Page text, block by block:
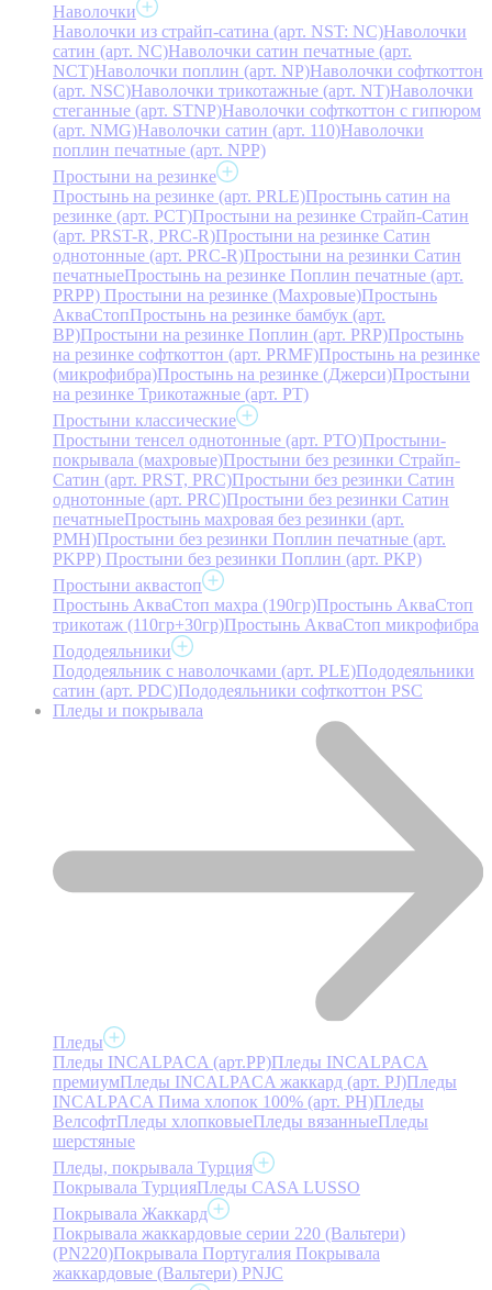
Наволочки
Наволочки из страйп-сатина (арт. NST: NC)Наволочки
сатин (арт. NC)Наволочки сатин печатные (арт.
NCT)Наволочки поплин (арт. NP)Наволочки софткоттон
(арт. NSC)Наволочки трикотажные (арт. NT)Наволочки
стеганные (арт. STNP)Наволочки софткоттон с гипюром
(арт. NMG)Наволочки сатин (арт. 110)Наволочки
поплин печатные (арт. NPP)
Простыни на резинке
Простынь на резинке (арт. PRLE)Простынь сатин на
резинке (арт. PCT)Простыни на резинке Страйп-Сатин
(арт. PRST-R, PRC-R)Простыни на резинке Сатин
однотонные (арт. PRC-R)Простыни на резинки Сатин
печатныеПростынь на резинке Поплин печатные (арт.
PRPP) Простыни на резинке (Махровые)Простынь
АкваСтопПростынь на резинке бамбук (арт.
BP)Простыни на резинке Поплин (арт. PRP)Простынь
на резинке софткоттон (арт. PRMF)Простынь на резинке
(микрофибра)Простынь на резинке (Джерси)Простыни
на резинке Трикотажные (арт. РТ)
Простыни классические
Простыни тенсел однотонные (арт. PTO)Простыни-
покрывала (махровые)Простыни без резинки Страйп-
Сатин (арт. PRST, PRC)Простыни без резинки Сатин
однотонные (арт. PRC)Простыни без резинки Сатин
печатныеПростынь махровая без резинки (арт.
PMH)Простыни без резинки Поплин печатные (арт.
PKPP) Простыни без резинки Поплин (арт. PKP)
Простыни аквастоп
Простынь АкваСтоп махра (190гр)Простынь АкваСтоп
трикотаж (110гр+30гр)Простынь АкваСтоп микрофибра
Пододеяльники
Пододеяльник с наволочками (арт. PLE)Пододеяльники
сатин (арт. PDC)Пододеяльники софткоттон PSC
Пледы и покрывала
Пледы
Пледы INCALPACA (арт.PP)Пледы INCALPACA
премиумПледы INCALPACA жаккард (арт. PJ)Пледы
INCALPACA Пима хлопок 100% (арт. PH)Пледы
ВелсофтПледы хлопковыеПледы вязанныеПледы
шерстяные
Пледы, покрывала Турция
Покрывала ТурцияПледы CASA LUSSO
Покрывала Жаккард
Покрывала жаккардовые серии 220 (Вальтери)
(PN220)Покрывала Португалия Покрывала
жаккардовые (Вальтери) PNJC